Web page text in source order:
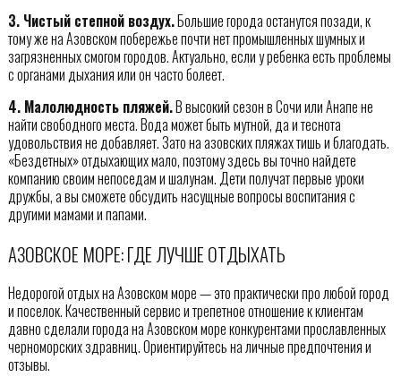
3. Чистый степной воздух.Большие города останутся позади, к
тому же на Азовском побережье почти нет промышленных шумных и
загрязненных смогом городов. Актуально, если у ребенка есть проблемы
с органами дыхания или он часто болеет.
4. Малолюдность пляжей.В высокий сезон в Сочи или Анапе не
найти свободного места. Вода может быть мутной, да и теснота
удовольствия не добавляет. Зато на азовских пляжах тишь и благодать.
«Бездетных» отдыхающих мало, поэтому здесь вы точно найдете
компанию своим непоседам и шалунам. Дети получат первые уроки
дружбы, а вы сможете обсудить насущные вопросы воспитания с
другими мамами и папами.
АЗОВСКОЕ МОРЕ: ГДЕ ЛУЧШЕ ОТДЫХАТЬ
Недорогой отдых на Азовском море — это практически про любой город
и поселок. Качественный сервис и трепетное отношение к клиентам
давно сделали города на Азовском море конкурентами прославленных
черноморских здравниц. Ориентируйтесь на личные предпочтения и
отзывы.